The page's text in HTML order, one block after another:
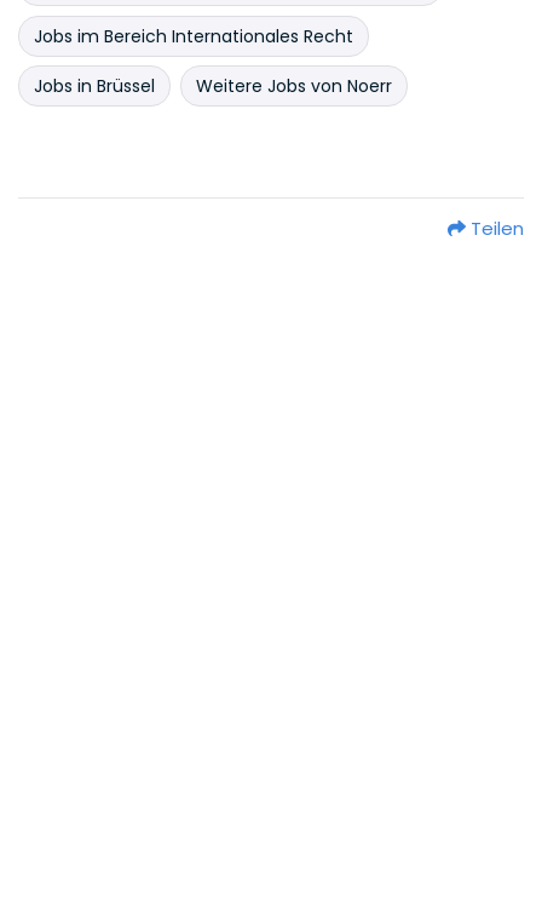
Jobs im Bereich Internationales Recht
Jobs in Brüssel Weitere Jobs von Noerr
Teilen